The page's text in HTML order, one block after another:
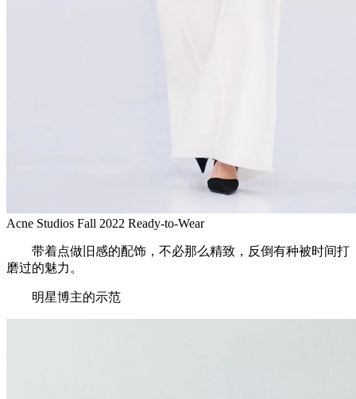
Acne Studios Fall 2022 Ready-to-Wear
带着点做旧感的配饰，不必那么精致，反倒有种被时间打
磨过的魅力。
明星博主的示范